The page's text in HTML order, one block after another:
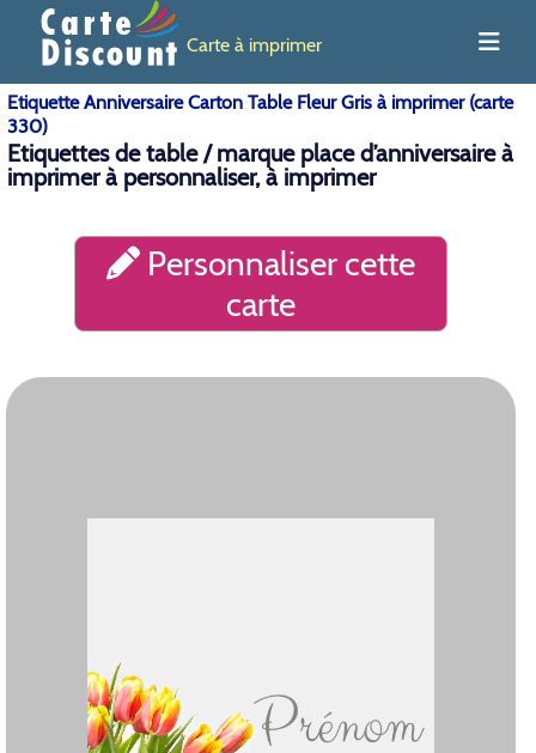
Carte à imprimer
Etiquette Anniversaire Carton Table Fleur Gris à imprimer (carte
330)
Etiquettes de table / marque place d’anniversaire à
imprimer à personnaliser, à imprimer
Personnaliser cette
carte